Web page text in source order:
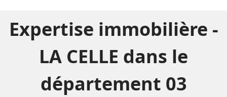
Expertise immobilière -
LA CELLE dans le
département 03